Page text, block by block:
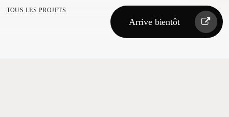
TOUS LES PROJETS
Arrive bientôt